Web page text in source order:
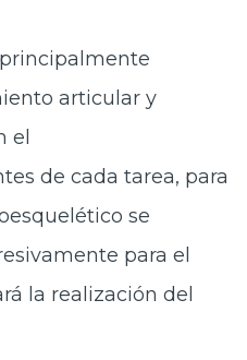
articular y
el
de cada tarea, para
se
para el
la realización del